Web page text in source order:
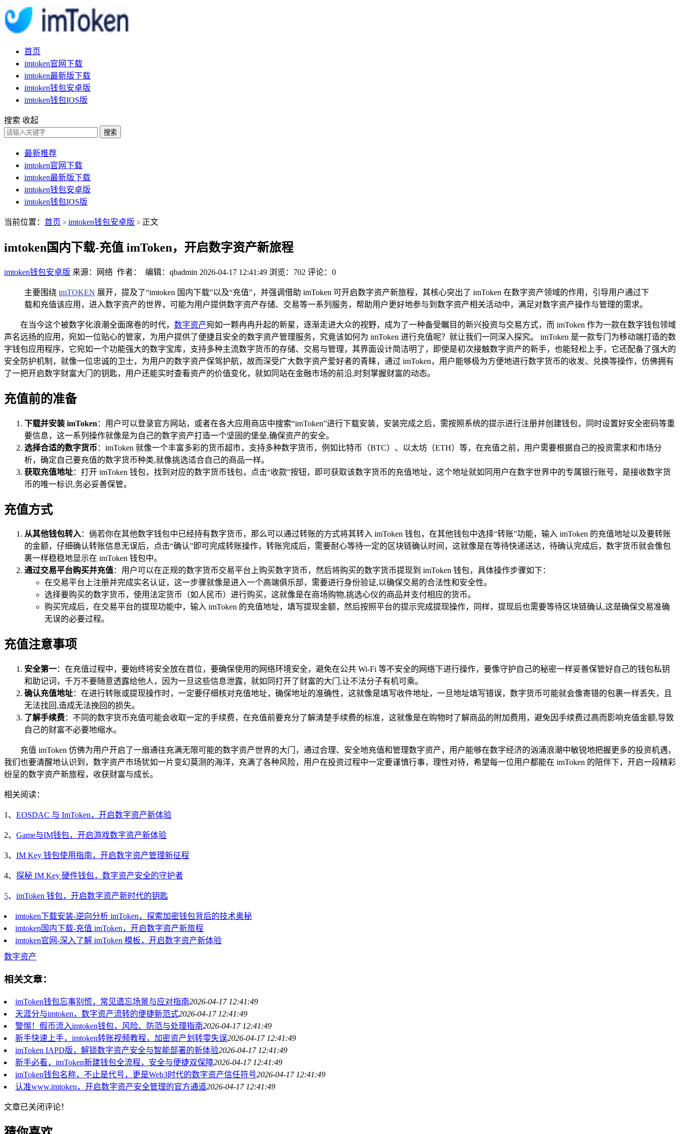
首页
imtoken官网下载
imtoken最新版下载
imtoken钱包安卓版
imtoken钱包IOS版
搜索 收起
搜索
最新推荐
imtoken官网下载
imtoken最新版下载
imtoken钱包安卓版
imtoken钱包IOS版
当前位置： 首页 > imtoken钱包安卓版 > 正文
imtoken国内下载-充值 imToken，开启数字资产新旅程
imtoken钱包安卓版 来源：网络 作者： 编辑：qbadmin 2026-04-17 12:41:49 浏览：702 评论：0
主要围绕 imTOKEN 展开，提及了“imtoken 国内下载”以及“充值”，并强调借助 imToken 可开启数字资产新旅程，其核心突出了 imToken 在数字资产领域的作用，引导用户通过下
载和充值该应用，进入数字资产的世界，可能为用户提供数字资产存储、交易等一系列服务，帮助用户更好地参与到数字资产相关活动中，满足对数字资产操作与管理的需求。
在当今这个被数字化浪潮全面席卷的时代， 数字资产宛如一颗冉冉升起的新星，逐渐走进大众的视野，成为了一种备受瞩目的新兴投资与交易方式，而 imToken 作为一款在数字钱包领域
声名远扬的应用，宛如一位贴心的管家，为用户提供了便捷且安全的数字资产管理服务，究竟该如何为 imToken 进行充值呢？就让我们一同深入探究。 imToken 是一款专门为移动端打造的数
字钱包应用程序，它宛如一个功能强大的数字宝库，支持多种主流数字货币的存储、交易与管理，其界面设计简洁明了，即使是初次接触数字资产的新手，也能轻松上手，它还配备了强大的
安全防护机制，就像一位忠诚的卫士，为用户的数字资产保驾护航，故而深受广大数字资产爱好者的青睐，通过 imToken，用户能够极为方便地进行数字货币的收发、兑换等操作，仿佛拥有
了一把开启数字财富大门的钥匙，用户还能实时查看资产的价值变化，就如同站在金融市场的前沿,时刻掌握财富的动态。
充值前的准备
下载并安装 imToken ：用户可以登录官方网站，或者在各大应用商店中搜索“imToken”进行下载安装，安装完成之后，需按照系统的提示进行注册并创建钱包，同时设置好安全密码等重
要信息，这一系列操作就像是为自己的数字资产打造一个坚固的堡垒,确保资产的安全。
选择合适的数字货币 ：imToken 就像一个丰富多彩的货币超市，支持多种数字货币，例如比特币（BTC）、以太坊（ETH）等，在充值之前，用户需要根据自己的投资需求和市场分
析，确定自己要充值的数字货币种类,就像挑选适合自己的商品一样。
获取充值地址：打开 imToken 钱包，找到对应的数字货币钱包，点击“收款”按钮，即可获取该数字货币的充值地址，这个地址就如同用户在数字世界中的专属银行账号，是接收数字货
币的唯一标识,务必妥善保管。
充值方式
从其他钱包转入：倘若你在其他数字钱包中已经持有数字货币，那么可以通过转账的方式将其转入 imToken 钱包，在其他钱包中选择“转账”功能，输入 imToken 的充值地址以及要转账
的金额，仔细确认转账信息无误后，点击“确认”即可完成转账操作，转账完成后，需要耐心等待一定的区块链确认时间，这就像是在等待快递送达，待确认完成后，数字货币就会像包
裹一样稳稳地显示在 imToken 钱包中。
通过交易平台购买并充值：用户可以在正规的数字货币交易平台上购买数字货币，然后将购买的数字货币提现到 imToken 钱包，具体操作步骤如下：
在交易平台上注册并完成实名认证，这一步骤就像是进入一个高端俱乐部，需要进行身份验证,以确保交易的合法性和安全性。
选择要购买的数字货币，使用法定货币（如人民币）进行购买，这就像是在商场购物,挑选心仪的商品并支付相应的货币。
购买完成后，在交易平台的提现功能中，输入 imToken 的充值地址，填写提现金额，然后按照平台的提示完成提现操作，同样，提现后也需要等待区块链确认,这是确保交易准确
无误的必要过程。
充值注意事项
安全第一：在充值过程中，要始终将安全放在首位，要确保使用的网络环境安全，避免在公共 Wi-Fi 等不安全的网络下进行操作，要像守护自己的秘密一样妥善保管好自己的钱包私钥
和助记词，千万不要随意透露给他人，因为一旦这些信息泄露，就如同打开了财富的大门,让不法分子有机可乘。
确认充值地址：在进行转账或提现操作时，一定要仔细核对充值地址，确保地址的准确性，这就像是填写收件地址，一旦地址填写错误，数字货币可能就会像寄错的包裹一样丢失，且
无法找回,造成无法挽回的损失。
了解手续费：不同的数字货币充值可能会收取一定的手续费，在充值前要充分了解清楚手续费的标准，这就像是在购物时了解商品的附加费用，避免因手续费过高而影响充值金额,导致
自己的财富不必要地缩水。
充值 imToken 仿佛为用户开启了一扇通往充满无限可能的数字资产世界的大门，通过合理、安全地充值和管理数字资产，用户能够在数字经济的汹涌浪潮中敏锐地把握更多的投资机遇，
我们也要清醒地认识到，数字资产市场犹如一片变幻莫测的海洋，充满了各种风险，用户在投资过程中一定要谨慎行事，理性对待，希望每一位用户都能在 imToken 的陪伴下，开启一段精彩
纷呈的数字资产新旅程，收获财富与成长。
相关阅读：
1、 EOSDAC 与 ImToken，开启数字资产新体验
2、 Game与IM钱包，开启游戏数字资产新体验
3、 IM Key 钱包使用指南，开启数字资产管理新征程
4、 探秘 IM Key 硬件钱包，数字资产安全的守护者
5、 imToken 钱包，开启数字资产新时代的钥匙
imtoken下载安装-逆向分析 imToken，探索加密钱包背后的技术奥秘
imtoken国内下载-充值 imToken，开启数字资产新旅程
imtoken官网-深入了解 imToken 模板，开启数字资产新体验
数字资产
相关文章：
imToken钱包忘事别慌，常见遗忘场景与应对指南2026-04-17 12:41:49
天涯分与imtoken，数字资产流转的便捷新范式2026-04-17 12:41:49
警惕！假币流入imtoken钱包，风险、防范与处理指南2026-04-17 12:41:49
新手快速上手，imtoken转账视频教程，加密资产划转零失误2026-04-17 12:41:49
imToken IAPD版，解锁数字资产安全与智能部署的新体验2026-04-17 12:41:49
新手必看，imToken新建钱包全流程，安全与便捷双保障2026-04-17 12:41:49
imToken钱包名称，不止是代号，更是Web3时代的数字资产信任符号2026-04-17 12:41:49
认准www.imtoken，开启数字资产安全管理的官方通道2026-04-17 12:41:49
文章已关闭评论！